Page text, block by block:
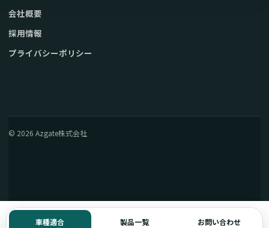
車種適合 製品一覧 お問い合わせ
会社概要
採用情報
プライバシーポリシー
© 2026 Azgate株式会社